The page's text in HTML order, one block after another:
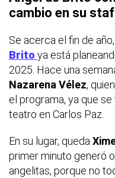
cambio en su
Se acerca el fin de
Brito ya está
2025. Hace una
Nazarena Vélez,
el programa, ya que
teatro en Carlos Paz.
En su lugar, queda
primer minuto generó
angelitas, porque no